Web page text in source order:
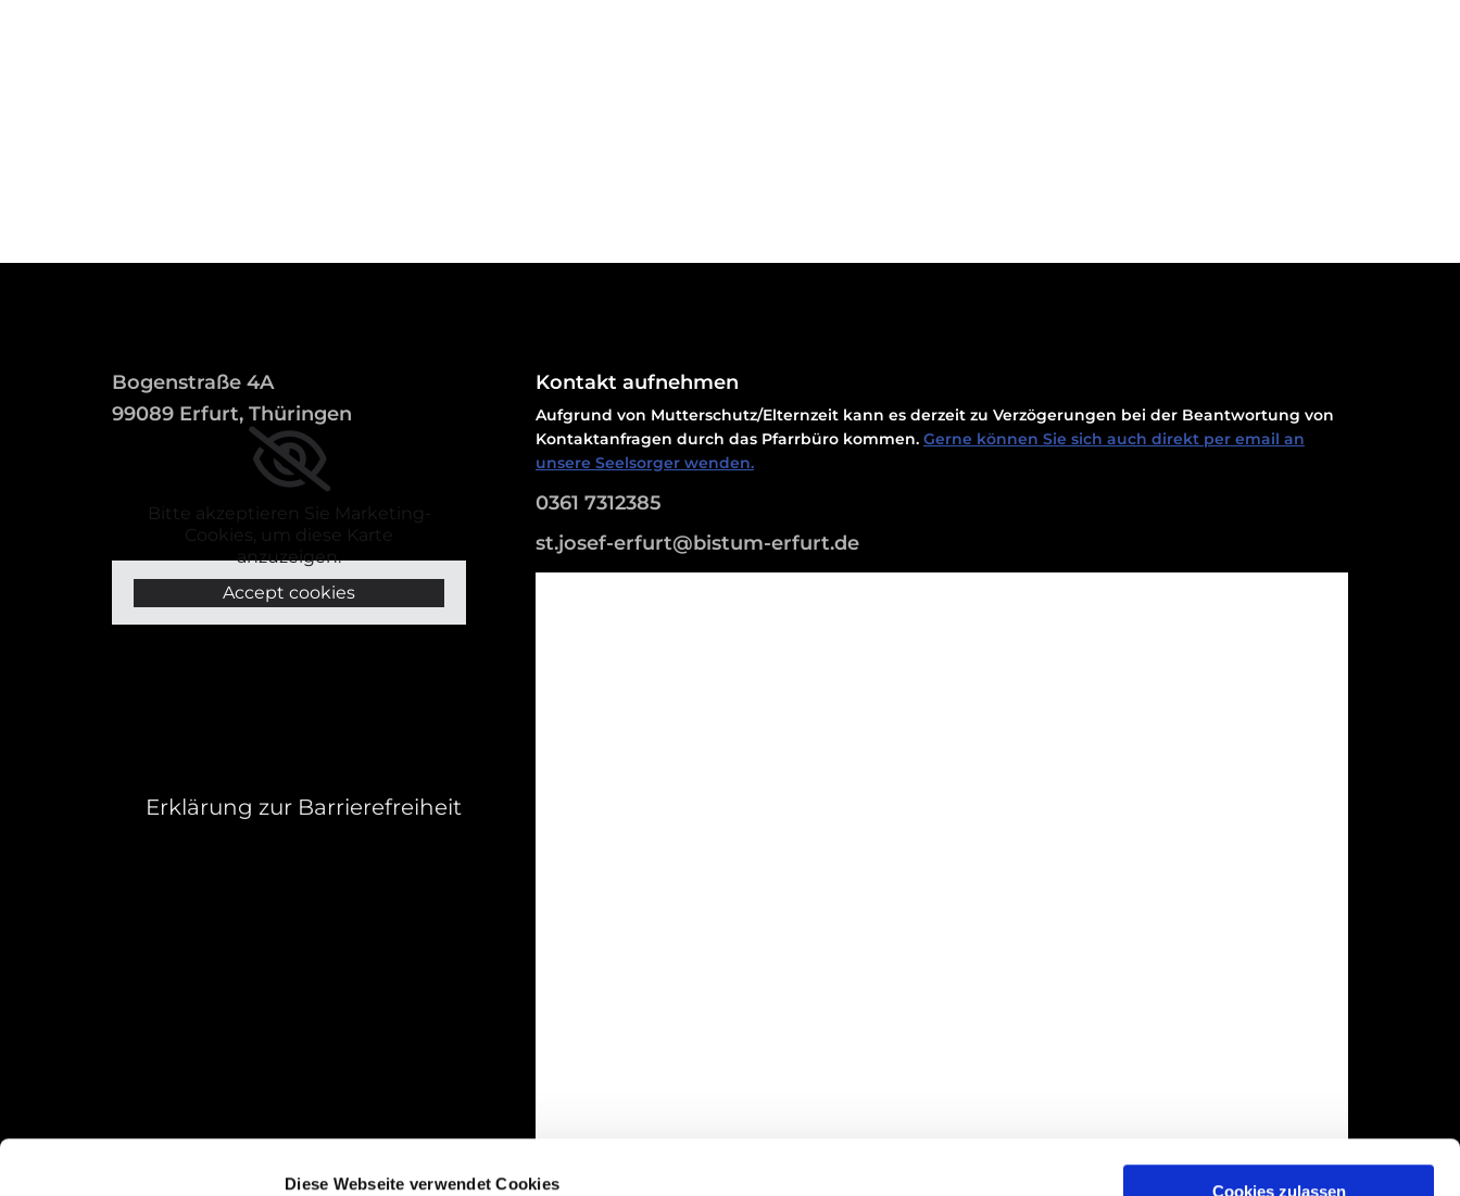
Diese Webseite verwendet Cookies Cookies zulassen
Bogenstraße 4A
99089 Erfurt, Thüringen
Bitte akzeptieren Sie Marketing-
Cookies, um diese Karte
anzuzeigen.
Accept cookies
Erklärung zur Barrierefreiheit
Kontakt aufnehmen
Aufgrund von Mutterschutz/Elternzeit kann es derzeit zu Verzögerungen bei der Beantwortung von
Kontaktanfragen durch das Pfarrbüro kommen. Gerne können Sie sich auch direkt per email an
unsere Seelsorger wenden.
0361 7312385
st.josef-erfurt@bistum-erfurt.de